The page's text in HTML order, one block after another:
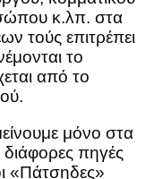
κ.λπ. στα
τούς επιτρέπει
το
από το
μόνο στα
διάφορες πηγές
«Πάτσηδες»